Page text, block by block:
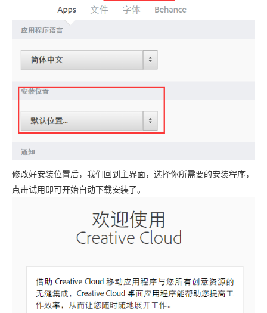
修改好安装位置后，我们回到主界面，选择你所需要的安装程序，
点击试用即可开始自动下载安装了。